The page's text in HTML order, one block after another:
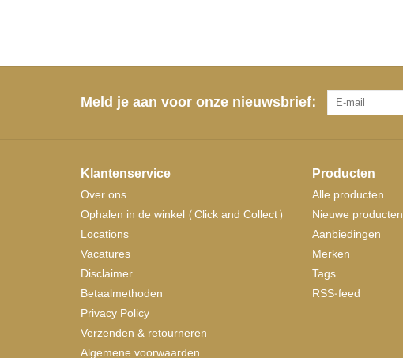
Meld je aan voor onze nieuwsbrief:
Klantenservice
Over ons
Ophalen in de winkel (Click and Collect)
Locations
Vacatures
Disclaimer
Betaalmethoden
Privacy Policy
Verzenden & retourneren
Algemene voorwaarden
Producten
Alle producten
Nieuwe producten
Aanbiedingen
Merken
Tags
RSS-feed